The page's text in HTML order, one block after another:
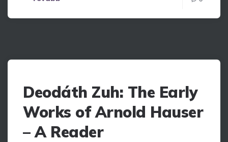
Deodáth Zuh: The Early
Works of Arnold Hauser
– A Reader